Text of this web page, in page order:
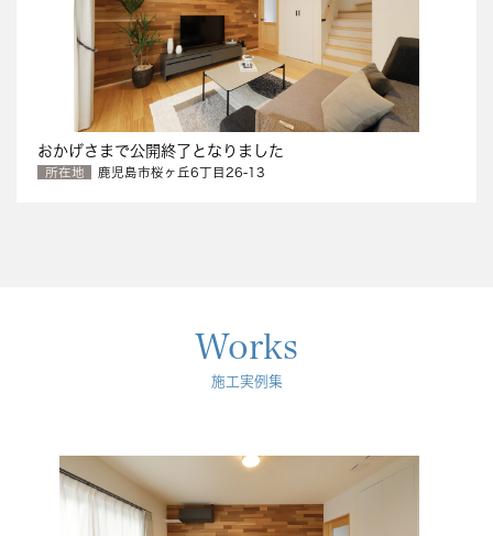
おかげさまで公開終了となりました
所在地 鹿児島市桜ヶ丘6丁目26-13
Works
施工実例集